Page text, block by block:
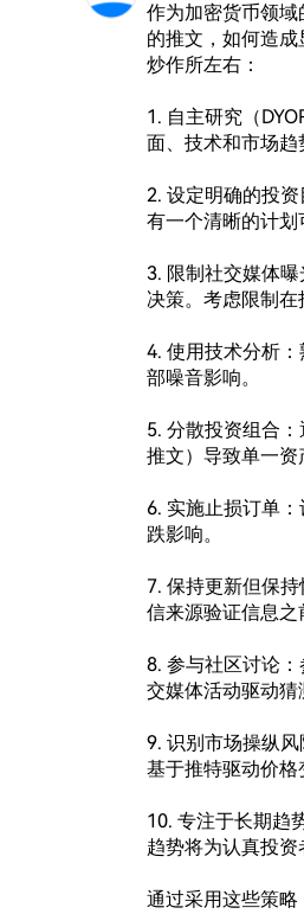
作为加密货币领
的推文，如何造
炒作所左右：
1. 自主研究（
面、技术和市场趋
2. 设定明确的投
有一个清晰的计划
3. 限制社交媒体
决策。考虑限制在
4. 使用技术分析
部噪音影响。
5. 分散投资组合
推文）导致单一资
6. 实施止损订单
跌影响。
7. 保持更新但保
信来源验证信息之
8. 参与社区讨论
交媒体活动驱动猜
9. 识别市场操纵
基于推特驱动价格
10. 专注于长期趋
趋势将为认真投资
通过采用这些策